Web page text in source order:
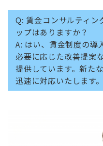
Q: 賃金コンサルティン
ップはありますか？
A: はい、賃金制度の導
必要に応じた改善提案
提供しています。新た
迅速に対応いたします。